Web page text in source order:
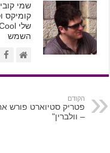
השמש
הקודם
פטריק סטיוארט פורש
– וולברין"